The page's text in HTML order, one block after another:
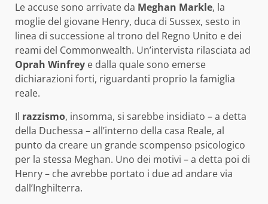
Le accuse sono arrivate da Meghan Markle, la
moglie del giovane Henry, duca di Sussex, sesto in
linea di successione al trono del Regno Unito e dei
reami del Commonwealth. Un’intervista rilasciata ad
Oprah Winfrey e dalla quale sono emerse
dichiarazioni forti, riguardanti proprio la famiglia
reale.
Il razzismo, insomma, si sarebbe insidiato – a detta
della Duchessa – all’interno della casa Reale, al
punto da creare un grande scompenso psicologico
per la stessa Meghan. Uno dei motivi – a detta poi di
Henry – che avrebbe portato i due ad andare via
dall’Inghilterra.